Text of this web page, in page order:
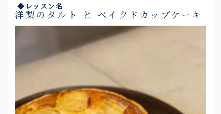
◆レッスン名
洋梨のタルト と ベイクドカップケーキ